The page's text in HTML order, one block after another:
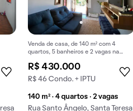
Venda de casa, de 140 m² com 4
quartos, 5 banheiros e 2 vagas na
R$ 430.000
R$ 46 Condo. + IPTU
140 m² · 4 quartos · 2 vagas
Rua Santo Ângelo, Santa Teresa